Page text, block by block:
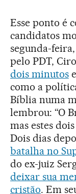
Esse ponto é
candidatos
segunda-
pelo PDT,
dois minutos
como a
Bíblia numa
lembrou: “O
mas estes
Dois dias
batalha no
do ex-juiz
deixar sua
cristão. Em